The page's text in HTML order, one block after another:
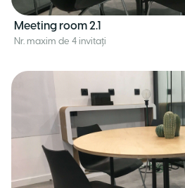
Meeting room 2.1
Nr. maxim de 4 invitați